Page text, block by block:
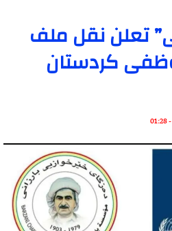
تعلن نقل ملف
كردستان